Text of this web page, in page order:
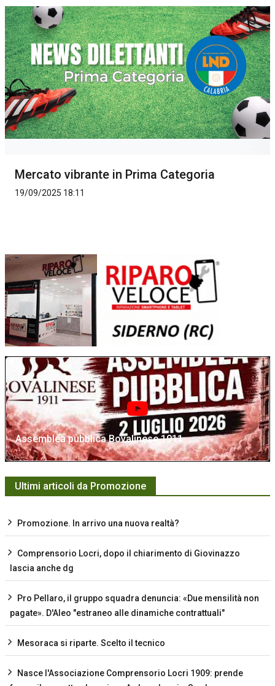
Mercato vibrante in Prima Categoria
19/09/2025 18:11
Assemblea pubblica Bovalinese 1911
Ultimi articoli da Promozione
Promozione. In arrivo una nuova realtà?
Comprensorio Locri, dopo il chiarimento di Giovinazzo
lascia anche dg
Pro Pellaro, il gruppo squadra denuncia: «Due mensilità non
pagate». D'Aleo "estraneo alle dinamiche contrattuali"
Mesoraca si riparte. Scelto il tecnico
Nasce l'Associazione Comprensorio Locri 1909: prende